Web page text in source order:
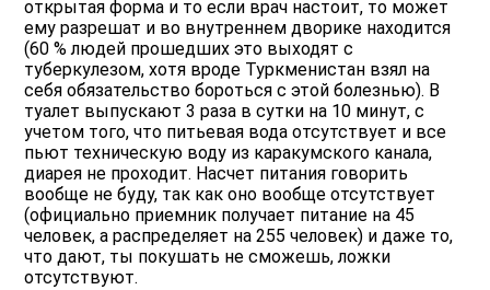
открытая форма и то если врач настоит, то может
ему разрешат и во внутреннем дворике находится
(60 % людей прошедших это выходят с
туберкулезом, хотя вроде Туркменистан взял на
себя обязательство бороться с этой болезнью). В
туалет выпускают 3 раза в сутки на 10 минут, с
учетом того, что питьевая вода отсутствует и все
пьют техническую воду из каракумского канала,
диарея не проходит. Насчет питания говорить
вообще не буду, так как оно вообще отсутствует
(официально приемник получает питание на 45
человек, а распределяет на 255 человек) и даже то,
что дают, ты покушать не сможешь, ложки
отсутствуют.